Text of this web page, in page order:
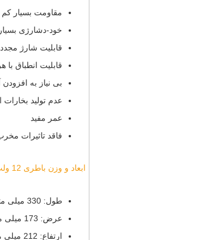
مقاومت بسیار کم
خود-دشارژی
قابلیت شارژ
قابلیت انطباق
بی نیاز به افزودن
عدم تولید بخارات
عمر مفید
فاقد تاثیرات
ابعاد و وزن باطری 12 ولت 100 آمپر موریسل
طول: 330 میلی متر
عرض: 173 میلی متر
ارتفاع: 212 میلی متر